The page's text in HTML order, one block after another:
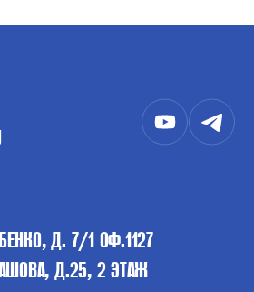
Д. 7/1 ОФ.1127
Д.25, 2 ЭТАЖ